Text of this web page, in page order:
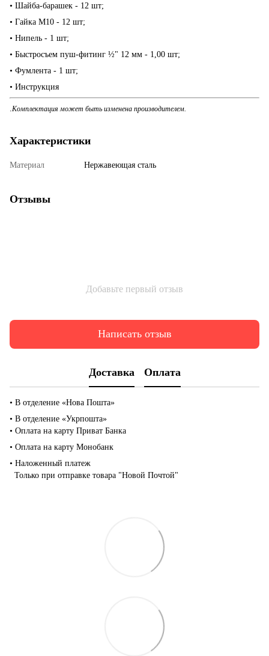
• Шайба-барашек - 12 шт;
• Гайка М10 - 12 шт;
• Нипель - 1 шт;
• Быстросъем пуш-фитинг ½" 12 мм - 1,00 шт;
• Фумлента - 1 шт;
• Инструкция
Комплектация может быть изменена производителем.
Характеристики
Материал Нержавеющая сталь
Отзывы
Добавьте первый отзыв
Написать отзыв
Доставка Оплата
• В отделение «Нова Пошта»
• В отделение «Укрпошта»
• Оплата на карту Приват Банка
• Оплата на карту Монобанк
• Наложенный платеж
Только при отправке товара "Новой Почтой"